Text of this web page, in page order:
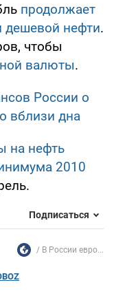
продолжает
дешевой нефти.
чтобы
валюты.
России о
вблизи дна
на нефть
2010
Подписаться
В России евро...